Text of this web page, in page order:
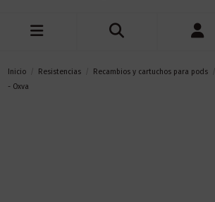
Inicio Resistencias Recambios y cartuchos para pods
- Oxva